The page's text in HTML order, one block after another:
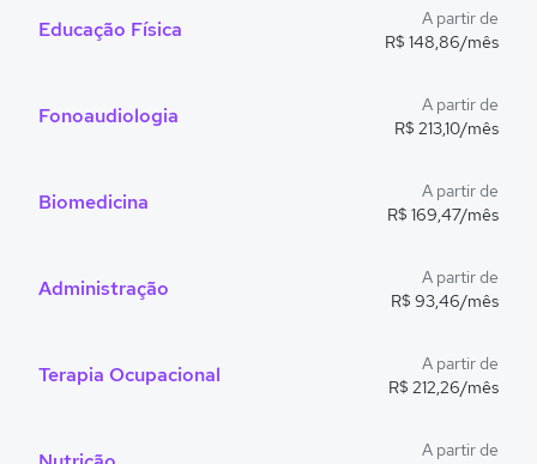
Educação Física
A partir de
R$ 148,86/mês
Fonoaudiologia
A partir de
R$ 213,10/mês
Biomedicina
A partir de
R$ 169,47/mês
Administração
A partir de
R$ 93,46/mês
Terapia Ocupacional
A partir de
R$ 212,26/mês
A partir de